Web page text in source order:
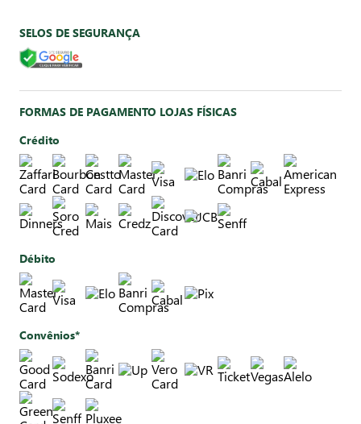
SELOS DE SEGURANÇA
FORMAS DE PAGAMENTO LOJAS FÍSICAS
Crédito
Débito
Convênios*